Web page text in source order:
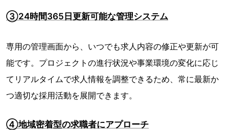
③24時間365日更新可能な管理システム
専用の管理画面から、いつでも求人内容の修正や更新が可
能です。プロジェクトの進行状況や事業環境の変化に応じ
てリアルタイムで求人情報を調整できるため、常に最新か
つ適切な採用活動を展開できます。
④地域密着型の求職者にアプローチ